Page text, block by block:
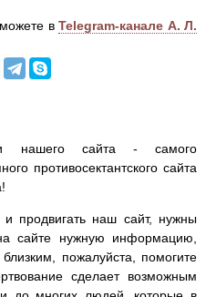
в Telegram-канале А. Л.
нашего сайта - самого
противосектантского сайта
продвигать наш сайт, нужны
сайте нужную информацию,
пожалуйста, помогите
сделает возможным